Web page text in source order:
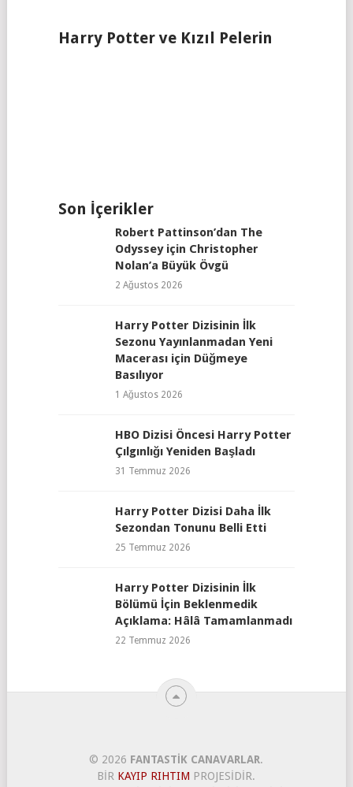
Harry Potter ve Kızıl Pelerin
Son İçerikler
Robert Pattinson’dan The
Odyssey için Christopher
Nolan’a Büyük Övgü
2 Ağustos 2026
Harry Potter Dizisinin İlk
Sezonu Yayınlanmadan Yeni
Macerası için Düğmeye
Basılıyor
1 Ağustos 2026
HBO Dizisi Öncesi Harry Potter
Çılgınlığı Yeniden Başladı
31 Temmuz 2026
Harry Potter Dizisi Daha İlk
Sezondan Tonunu Belli Etti
25 Temmuz 2026
Harry Potter Dizisinin İlk
Bölümü İçin Beklenmedik
Açıklama: Hâlâ Tamamlanmadı
22 Temmuz 2026
© 2026 FANTASTIK CANAVARLAR.
BIR KAYIP RIHTIM PROJESIDIR.